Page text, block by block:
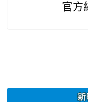
官方
:::
新